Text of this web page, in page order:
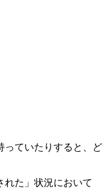
っていたりすると、ど
れた」状況において